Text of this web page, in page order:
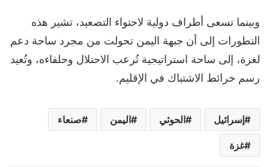
وبينما تسعى أطراف دولية لاحتواء التصعيد، تشير هذه
التطورات إلى أن جبهة اليمن تحولت من مجرد ساحة دعم
لغزة، إلى ساحة استراتيجية تُرعب الاحتلال وحلفاءه، وتُعيد
رسم خرائط الاشتباك في الإقليم.
إسرائيل الحوثي اليمن صنعاء
غزة